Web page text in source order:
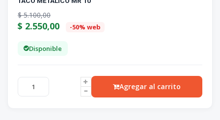
$5.100,00
$ 2.550,00 -50% web
Disponible
Agregar al carrito